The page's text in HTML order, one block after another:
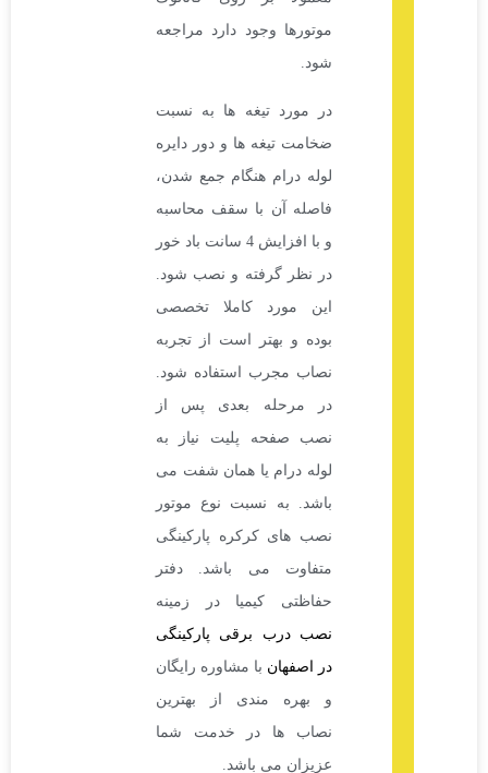
موتورها وجود دارد مراجعه
در مورد تیغه ها به نسبت
ضخامت تیغه ها و دور دایره
لوله درام هنگام جمع شدن،
فاصله آن با سقف محاسبه
و با افزایش 4 سانت باد خور
در نظر گرفته و نصب شود.
این مورد کاملا تخصصی
بوده و بهتر است از تجربه
نصاب مجرب استفاده شود.
در مرحله بعدی پس از
نصب صفحه پلیت نیاز به
لوله درام یا همان شفت می
باشد. به نسبت نوع موتور
نصب های کرکره پارکینگی
متفاوت می باشد. دفتر
حفاظتی کیمیا در زمینه
نصب درب برقی پارکینگی
با مشاوره رایگان
و بهره مندی از بهترین
نصاب ها در خدمت شما